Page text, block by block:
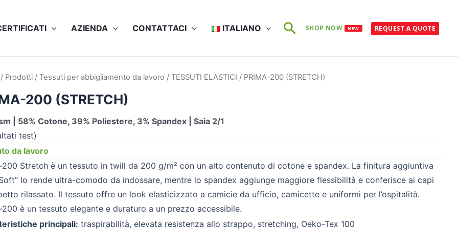
AZIENDA СONTATTACI ITALIANO CercaSHOP NOW NEW REQUEST A QUOTE
/ Prodotti /Tessuti per abbigliamento da lavoro /TESSUTI ELASTICI / PRIMA-200 (STRETCH)
200 (STRETCH)
| 58% Cotone, 39% Poliestere, 3% Spandex | Saia 2/1
test)
da lavoro
200 Stretch è un tessuto in twill da 200 g/m² con un alto contenuto di cotone e spandex. La finitura aggiuntiva
lo rende ultra-comodo da indossare, mentre lo spandex aggiunge maggiore flessibilità e conferisce ai capi
rilassato. Il tessuto offre un look elasticizzato a camicie da ufficio, camicette e uniformi per l’ospitalità.
200 è un tessuto elegante e duraturo a un prezzo accessibile.
principali: traspirabilità, elevata resistenza allo strappo, stretching, Oeko-Tex 100